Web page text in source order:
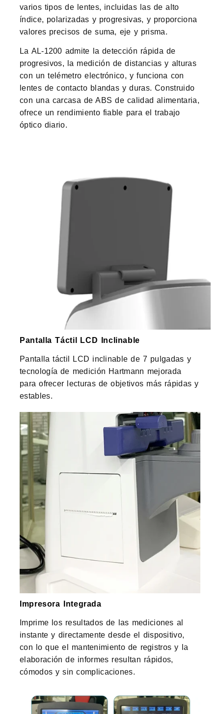
varios tipos de lentes, incluidas las de alto
índice, polarizadas y progresivas, y proporciona
valores precisos de suma, eje y prisma.
La AL-1200 admite la detección rápida de
progresivos, la medición de distancias y alturas
con un telémetro electrónico, y funciona con
lentes de contacto blandas y duras. Construido
con una carcasa de ABS de calidad alimentaria,
ofrece un rendimiento fiable para el trabajo
óptico diario.
Pantalla Táctil LCD Inclinable
Pantalla táctil LCD inclinable de 7 pulgadas y
tecnología de medición Hartmann mejorada
para ofrecer lecturas de objetivos más rápidas y
estables.
Impresora Integrada
Imprime los resultados de las mediciones al
instante y directamente desde el dispositivo,
con lo que el mantenimiento de registros y la
elaboración de informes resultan rápidos,
cómodos y sin complicaciones.